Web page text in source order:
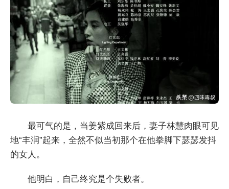
最可气的是，当姜紫成回来后，妻子林慧肉眼可见
地“丰润”起来，全然不似当初那个在他拳脚下瑟瑟发抖
的女人。
他明白，自己终究是个失败者。